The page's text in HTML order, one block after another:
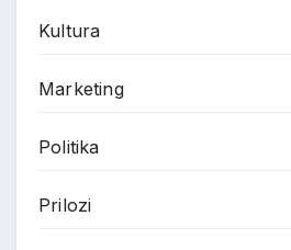
Kultura
Marketing
Politika
Prilozi